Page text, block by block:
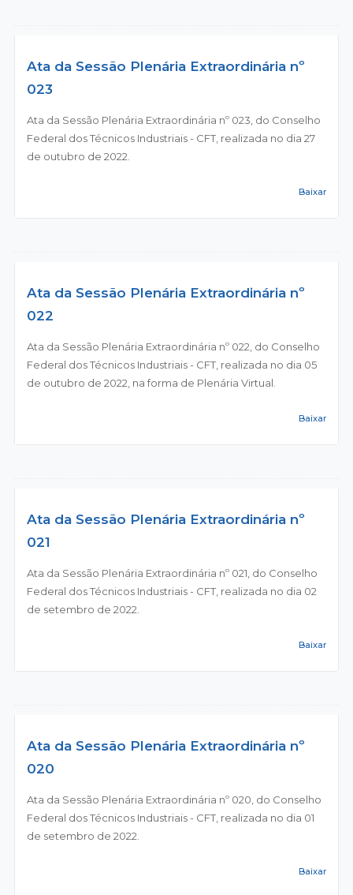
Ata da Sessão Plenária Extraordinária nº
023
Ata da Sessão Plenária Extraordinária nº 023, do Conselho
Federal dos Técnicos Industriais - CFT, realizada no dia 27
de outubro de 2022.
Baixar
Ata da Sessão Plenária Extraordinária nº
022
Ata da Sessão Plenária Extraordinária nº 022, do Conselho
Federal dos Técnicos Industriais - CFT, realizada no dia 05
de outubro de 2022, na forma de Plenária Virtual.
Baixar
Ata da Sessão Plenária Extraordinária nº
021
Ata da Sessão Plenária Extraordinária nº 021, do Conselho
Federal dos Técnicos Industriais - CFT, realizada no dia 02
de setembro de 2022.
Baixar
Ata da Sessão Plenária Extraordinária nº
020
Ata da Sessão Plenária Extraordinária nº 020, do Conselho
Federal dos Técnicos Industriais - CFT, realizada no dia 01
de setembro de 2022.
Baixar